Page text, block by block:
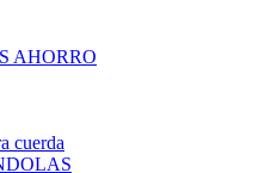
AHORRO
cuerda